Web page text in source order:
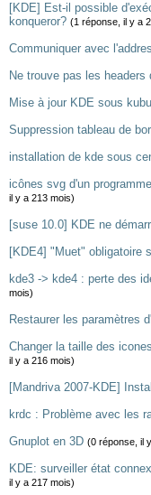
[KDE] Est-il possible
konqueror? (1 réponse, il y a
Communiquer avec
Ne trouve pas les headers
Mise à jour KDE sous
Suppression tableau de
installation de kde sous
icônes svg d'un
il y a 213 mois)
[suse 10.0] KDE ne
[KDE4] "Muet" obligatoire
kde3 -> kde4 : perte des
mois)
Restaurer les paramètres
Changer la taille des
il y a 216 mois)
[Mandriva 2007-KDE]
krdc : Problème avec les
Gnuplot en 3D (0 réponse, il
KDE: surveiller état
il y a 217 mois)